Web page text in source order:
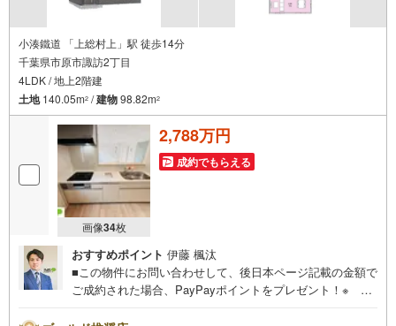
小湊鐵道 「上総村上」駅 徒歩14分
千葉県市原市諏訪2丁目
4LDK / 地上2階建
土地140.05m2 /建物98.82m2
画像34枚
2,788万円
成約でもらえる
おすすめポイント 伊藤 楓汰
■この物件にお問い合わせして、後日本ページ記載の金額で
ご成約された場合、PayPayポイントをプレゼント！※ 条